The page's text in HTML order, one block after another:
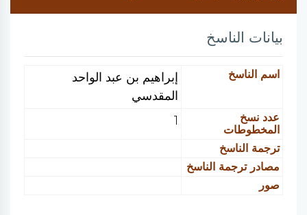
بيانات الناسخ
اسم الناسخ
إبراهيم بن عبد الواحد
المقدسي
عدد نسخ
المخطوطات
1
ترجمة الناسخ
مصادر ترجمة الناسخ
صور